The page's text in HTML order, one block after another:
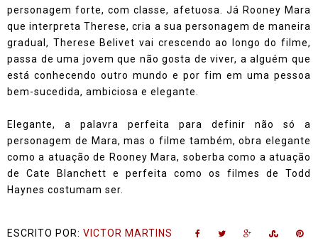
personagem forte, com classe, afetuosa. Já Rooney Mara
que interpreta Therese, cria a sua personagem de maneira
gradual, Therese Belivet vai crescendo ao longo do filme,
passa de uma jovem que não gosta de viver, a alguém que
está conhecendo outro mundo e por fim em uma pessoa
bem-sucedida, ambiciosa e elegante.
Elegante, a palavra perfeita para definir não só a
personagem de Mara, mas o filme também, obra elegante
como a atuação de Rooney Mara, soberba como a atuação
de Cate Blanchett e perfeita como os filmes de Todd
Haynes costumam ser.
ESCRITO POR: VICTOR MARTINS